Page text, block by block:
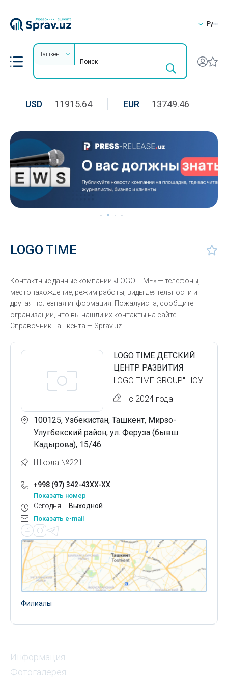
Ру
Ташкент
USD 11915.64 EUR 13749.46
LOGO TIME
Контактные данные компании «LOGO TIME» — телефоны,
местонахождение, режим работы, виды деятельности и
другая полезная информация. Пожалуйста, сообщите
огранизации, что вы нашли их контакты на сайте
Справочник Ташкента — Sprav.uz.
LOGO TIME ДЕТСКИЙ
ЦЕНТР РАЗВИТИЯ
LOGO TIME GROUP" НОУ
с 2024 года
100125, Узбекистан, Ташкент, Мирзо-
Улугбекский район, ул. Феруза (бывш.
Кадырова), 15/46
Школа №221
+998 (97) 342-43XX-XX
Показать номер
Сегодня Выходной
Показать e-mail
Филиалы
Информация
Фотогалерея